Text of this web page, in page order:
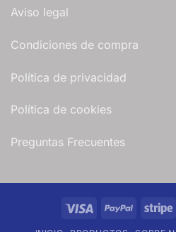
Aviso legal
Condiciones de compra
Política de privacidad
Política de cookies
Preguntas Frecuentes
Visa PayPal